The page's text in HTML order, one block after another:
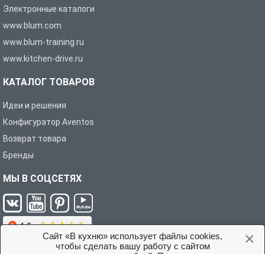
×
Сайт «В кухню» использует файлы cookies,
чтобы сделать вашу работу с сайтом
Электронные каталоги
www.blum.com
www.blum-training.ru
www.kitchen-drive.ru
КАТАЛОГ ТОВАРОВ
Идеи и решения
Конфигуратор Aventos
Возврат товара
Бренды
МЫ В СОЦСЕТЯХ